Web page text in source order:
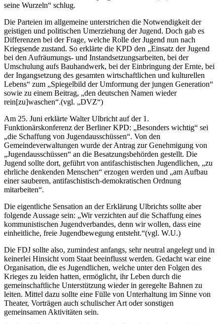
seine Wurzeln“ schlug.
Die Parteien im allgemeine unterstrichen die Notwendigkeit der
geistigen und politischen Umerziehung der Jugend. Doch gab es
Differenzen bei der Frage, welche Rolle der Jugend nun nach
Kriegsende zustand. So erklärte die KPD den „Einsatz der Jugend
bei den Aufräumungs- und Instandsetzungsarbeiten, bei der
Umschulung aufs Bauhandwerk, bei der Einbringung der Ernte, bei
der Ingangsetzung des gesamten wirtschaftlichen und kulturellen
Lebens“ zum „Spiegelbild der Umformung der jungen Generation“
sowie zu einem Beitrag, „den deutschen Namen wieder
rein[zu]waschen“.(vgl. „DVZ“)
Am 25. Juni erklärte Walter Ulbricht auf der 1.
Funktionärskonferenz der Berliner KPD: „Besonders wichtig“ sei
„die Schaffung von Jugendausschüssen“. Von den
Gemeindeverwaltungen wurde der Antrag zur Genehmigung von
„Jugendausschüssen“ an die Besatzungsbehörden gestellt. Die
Jugend sollte dort, geführt von antifaschistischen Jugendlichen, „zu
ehrliche denkenden Menschen“ erzogen werden und „am Aufbau
einer sauberen, antifaschistisch-demokratischen Ordnung
mitarbeiten“.
Die eigentliche Sensation an der Erklärung Ulbrichts sollte aber
folgende Aussage sein: „Wir verzichten auf die Schaffung eines
kommunistischen Jugendverbandes, denn wir wollen, dass eine
einheitliche, freie Jugendbewegung entsteht.“(vgl. W.U.)
Die FDJ sollte also, zumindest anfangs, sehr neutral angelegt und in
keinerlei Hinsicht vom Staat beeinflusst werden. Gedacht war eine
Organisation, die es Jugendlichen, welche unter den Folgen des
Krieges zu leiden hatten, ermöglicht, ihr Leben durch die
gemeinschaftliche Unterstützung wieder in geregelte Bahnen zu
leiten. Mittel dazu sollte eine Fülle von Unterhaltung im Sinne von
Theater, Vorträgen auch schulischer Art oder sonstigen
gemeinsamen Aktivitäten sein.